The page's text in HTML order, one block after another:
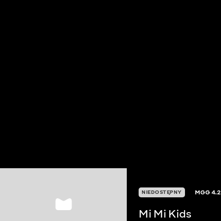
NIEDOSTĘPNY MGG4.2
Mi Mi Kids